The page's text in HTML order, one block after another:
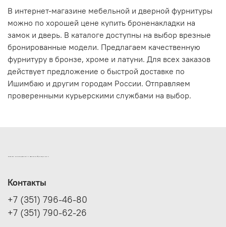
В интернет-магазине мебельной и дверной фурнитуры
можно по хорошей цене купить броненакладки на
замок и дверь. В каталоге доступны на выбор врезные
бронированные модели. Предлагаем качественную
фурнитуру в бронзе, хроме и латуни. Для всех заказов
действует предложение о быстрой доставке по
Ишимбаю и другим городам России. Отправляем
проверенными курьерскими службами на выбор.
ИНТЕРНЕТ-МАГАЗИН ДВЕРНОЙ И МЕБЕЛЬНОЙ ФУРНИТУРЫ САМ
Контакты
+7 (351) 796-46-80
+7 (351) 790-62-26